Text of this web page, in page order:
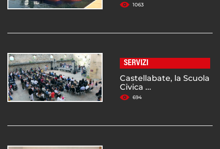
1063
SERVIZI
Castellabate, la Scuola
Civica ...
694